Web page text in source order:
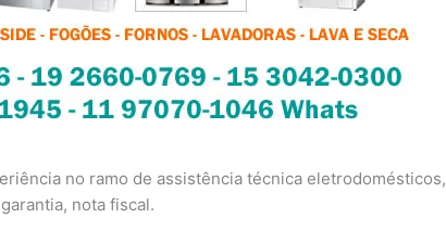
no ramo de assistência técnica eletrodomésticos,
nota fiscal.